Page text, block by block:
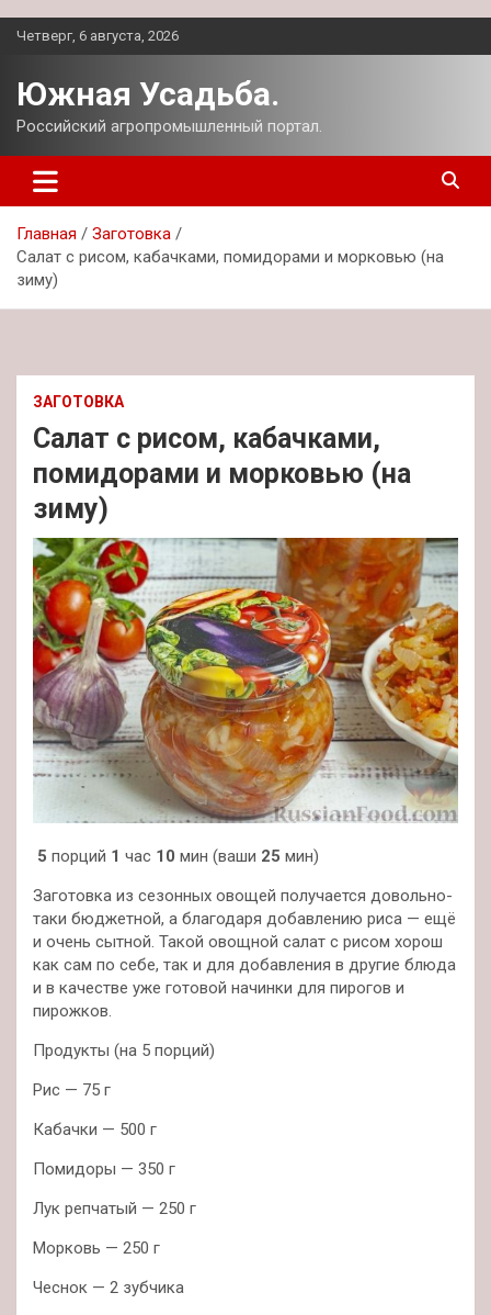
Перейти
Четверг, 6 августа, 2026
Южная Усадьба.
Российский агропромышленный портал.
Главная
Заготовка
Салат с рисом, кабачками, помидорами и морковью (на
зиму)
ЗАГОТОВКА
Салат с рисом, кабачками,
помидорами и морковью (на
зиму)
5 порций 1 час 10 мин (ваши 25 мин)
Заготовка из сезонных овощей получается довольно-
таки бюджетной, а благодаря добавлению риса — ещё
и очень сытной. Такой овощной салат с рисом хорош
как сам по себе, так и для добавления в другие блюда
и в качестве уже готовой начинки для пирогов и
пирожков.
Продукты (на 5 порций)
Рис — 75 г
Кабачки — 500 г
Помидоры — 350 г
Лук репчатый — 250 г
Морковь — 250 г
Чеснок — 2 зубчика